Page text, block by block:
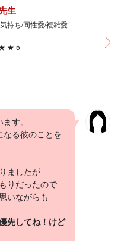
生
持ち/同性愛/複雑愛
★ 5
す。
る彼のことを
ましたが
りだったので
いながらも
先してね！けど